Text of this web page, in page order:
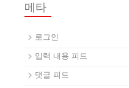
메타
로그인
입력 내용 피드
댓글 피드